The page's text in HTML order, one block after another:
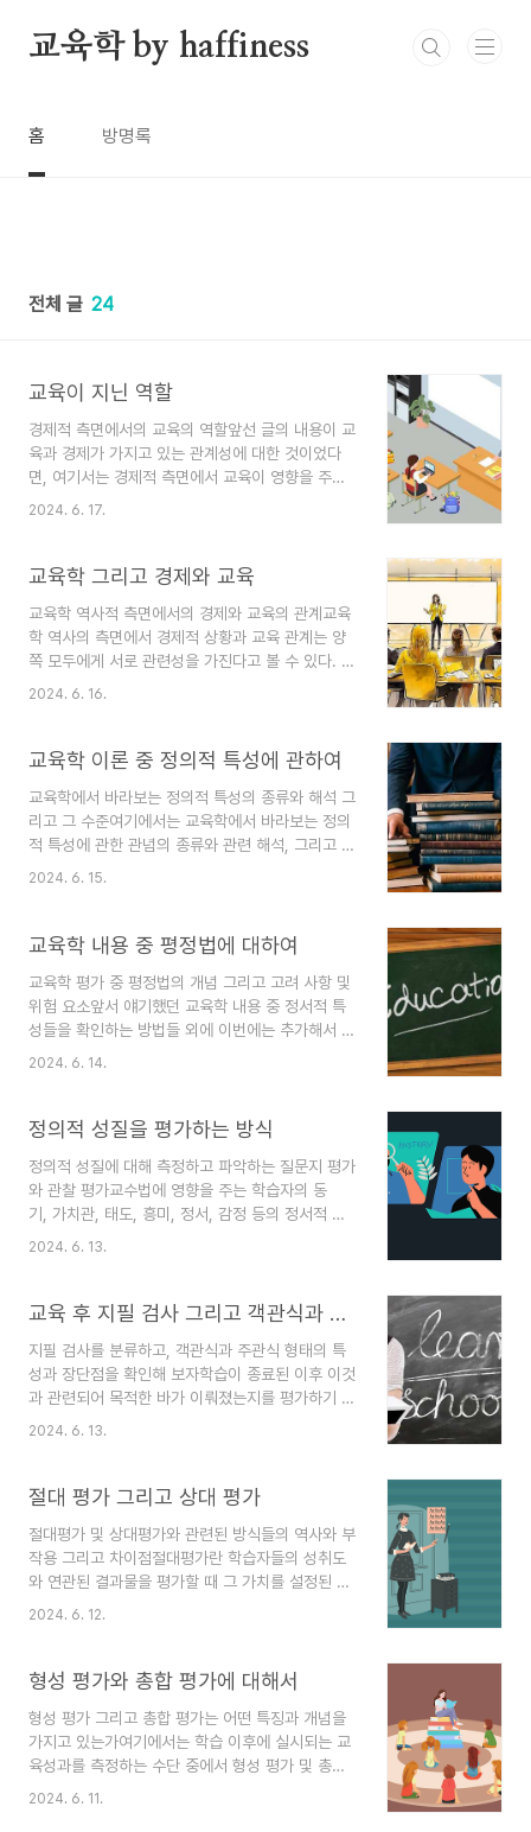
교육학 by haffiness
홈 방명록
전체 글 24
교육이 지닌 역할
경제적 측면에서의 교육의 역할앞선 글의 내용이 교
육과 경제가 가지고 있는 관계성에 대한 것이었다
면, 여기서는 경제적 측면에서 교육이 영향을 주는
그 역할에 대해서 알아보고자 한다. ◆ 첫 번째,
적 신분의 획득에 관련성을 가지는 것을 들 수 있다.
던 이들이 그렇지 못했던 부류들보다 경제적으로 또
는 사회적으로의 신분을 얻는 것에 있어서 더 유리
한 부분들이 있으며, 사회 계급 간의 이동과 연관해
서도 그러한 교육의 정도가 중요한 결정적 요소로써
이러한 경제적 ..
2024. 6. 17.
교육학 그리고 경제와 교육
교육학 역사적 측면에서의 경제와 교육의 관계교육
학 역사의 측면에서 경제적 상황과 교육 관계는 양
쪽 모두에게 서로 관련성을 가진다고 볼 수 있다. 교
육이 경제에 어떻게 영향을 미치는지 또는 경제적
가 그렇게 교육과 경제의 관계는 정치와의 관계처럼
는 되려 더 긴밀한 연관성을 유발해 왔다고 할 수도
있겠다. ◆ 원시 및 고대 사회의 경제 상황과 교
육긴 세월을 두고 봤을 때, 원시사회에서는 경제적
부유함이 우선 이뤄진 곳에서 제도로 규정된 교육이
을 만끽할 ..
2024. 6. 16.
교육학 이론 중 정의적 특성에 관하여
교육학에서 바라보는 정의적 특성의 종류와 해석 그
리고 그 수준여기에서는 교육학에서 바라보는 정의
적 특성에 관한 관념의 종류와 관련 해석, 그리고 그
것의 수준에 관해서 알아보도록 하겠다. ◆ 정의
연관되어 쓰이는 부분들만 해도 그 종류들이 다양하
가치관, 정신적 상태, 도덕성, 인성, 자아 인식, 태
도, 관심 등이 포함되어 있다. 자아 인식 하나만 놓
고 보더라도 사회적 자아 인식, 윤리적 자아 인식,
정신적 자아 인식 등으로 나눠볼 수 있으며, 태도는
2024. 6. 15.
교육학 내용 중 평정법에 대하여
교육학 평가 중 평정법의 개념 그리고 고려 사항 및
위험 요소앞서 얘기했던 교육학 내용 중 정서적 특
성들을 확인하는 방법들 외에 이번에는 추가해서 평
정법이라고 하는 방식에 대해 알아보도록 한
관적 특징에 대해 가지게 되는 견해 중 본보기로 삼
여 거두어 모으는 방식이라고 볼 수가 있다. 또한 이
것을 다르게 나타내면, 관찰하는 사람 또는 평가 내
려서 결정하는 사람이 평정을 받게 되는 그 대상을
수치나 숫자의 연속선상 위에 그 유형에 따라 나누
적인 부분 사이의 ..
2024. 6. 14.
정의적 성질을 평가하는 방식
정의적 성질에 대해 측정하고 파악하는 질문지 평가
와 관찰 평가교수법에 영향을 주는 학습자의 동
기, 가치관, 태도, 흥미, 정서, 감정 등의 정서적 측
면을 정의적 성질이라고 하는데, 이것은 일반적으
질문지 평가질문지 형식은 특정한 주제에 대해 제공
술하도록 유도하는 방식으로, 본래는 직접 마주 대
하여 말로 물어보는 것에서부터 시작되었다. 보통
조사표와 같은 의미로 쓰이기도 한다. 이렇게 질문
을 활용함으로써 측정하는 형태는 다수의 학생이나
결과를 좀 더 기계적이..
2024. 6. 13.
교육 후 지필 검사 그리고 객관식과 주관식
지필 검사를 분류하고, 객관식과 주관식 형태의 특
성과 장단점을 확인해 보자학습이 종료된 이후 이것
과 관련되어 목적한 바가 이뤄졌는지를 평가하기 위
해서 평정법 또는 관측 등을 사용할 수도 있겠지만,
다. ◆ 지필 검사의 분류와 그 특성지필 검사는
관형이 있다. 객관형은 어떤 양식으로든 그 정답이
제공되고 그것들 사이에서 하나를 선택하게 하는 정
신적인 작용을 요구하는 특징을 가지며, 이를 선택
형이라고 부른다. 주관형은 학습자가 직접 질문에
금 객관적인 채점을 수행하도..
2024. 6. 13.
절대 평가 그리고 상대 평가
절대평가 및 상대평가와 관련된 방식들의 역사와 부
작용 그리고 차이점절대평가란 학습자들의 성취도
와 연관된 결과물을 평가할 때 그 가치를 설정된 표
준에 비추어 측정하는 방식을 의미하며, 이는 목표
것으로, 규준 지향적이라고 볼 수 있다. 다음 내용에
대해 알아보도록 한다. ◆ 평가 방식의 역사그간
우리 교육평가, 협소한 뜻으로는 성적평가 방식이라
고 하는 것은 과거 35년의 역사가 흐르도록 전부 학
습자의 성적을 상대적인 부분으로 비교해서 측정하
2024. 6. 12.
형성 평가와 총합 평가에 대해서
형성 평가 그리고 총합 평가는 어떤 특징과 개념을
가지고 있는가여기에서는 학습 이후에 실시되는 교
육성과를 측정하는 수단 중에서 형성 평가 및 총
합 평가의 개념과 그것들이 가지고 있는 특징들
2024. 6. 11.